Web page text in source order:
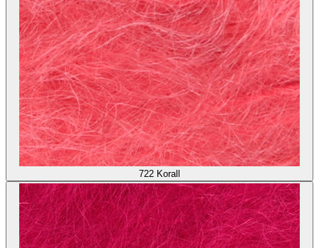
722 Korall